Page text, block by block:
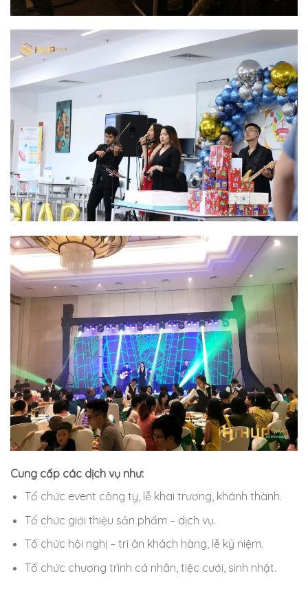
Cung cấp các dịch vụ như:
Tổ chức event công ty, lễ khai trương, khánh thành.
Tổ chức giới thiệu sản phẩm – dịch vụ.
Tổ chức hội nghị – tri ân khách hàng, lễ kỷ niệm.
Tổ chức chương trình cá nhân, tiệc cưới, sinh nhật.